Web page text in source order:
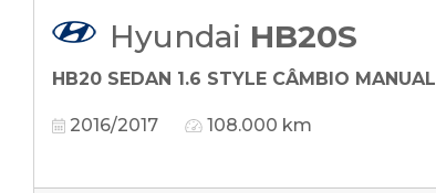
Hyundai HB20S
HB20 SEDAN 1.6 STYLE CÂMBIO MANUAL
2016/2017 108.000 km